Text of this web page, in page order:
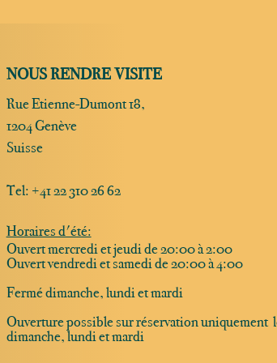
NOUS RENDRE VISITE
Rue Etienne-Dumont 18,
1204 Genève
Suisse
Tel: +41 22 310 26 62
Horaires d'été:
Ouvert mercredi et jeudi de 20:00 à 2:00
Ouvert vendredi et samedi de 20:00 à 4:00
Fermé dimanche, lundi et mardi
Ouverture possible sur réservation uniquement
dimanche, lundi et mardi